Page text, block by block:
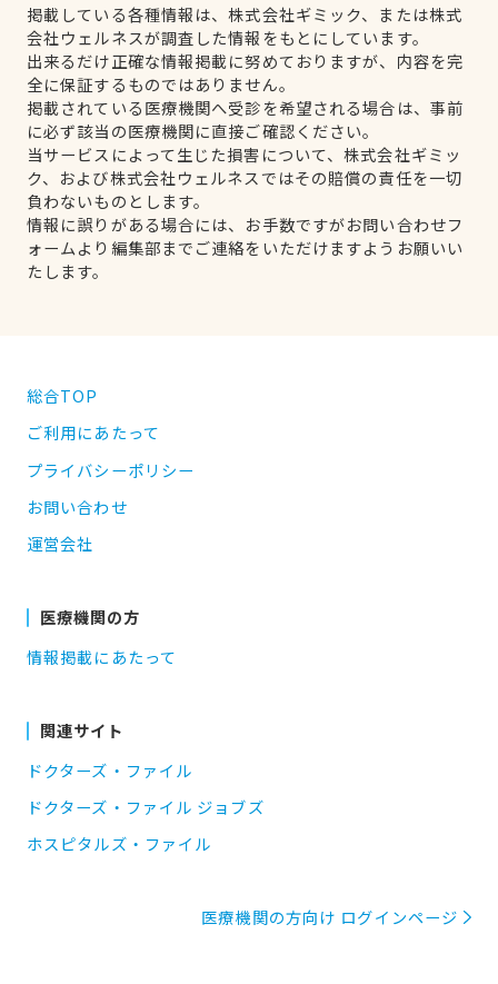
掲載している各種情報は、株式会社ギミック、または株式
会社ウェルネスが調査した情報をもとにしています。
出来るだけ正確な情報掲載に努めておりますが、内容を完
全に保証するものではありません。
掲載されている医療機関へ受診を希望される場合は、事前
に必ず該当の医療機関に直接ご確認ください。
当サービスによって生じた損害について、株式会社ギミッ
ク、および株式会社ウェルネスではその賠償の責任を一切
負わないものとします。
情報に誤りがある場合には、お手数ですがお問い合わせフ
ォームより編集部までご連絡をいただけますようお願いい
たします。
総合TOP
ご利用にあたって
プライバシーポリシー
お問い合わせ
運営会社
医療機関の方
情報掲載にあたって
関連サイト
ドクターズ・ファイル
ドクターズ・ファイル ジョブズ
ホスピタルズ・ファイル
医療機関の方向け ログインページ